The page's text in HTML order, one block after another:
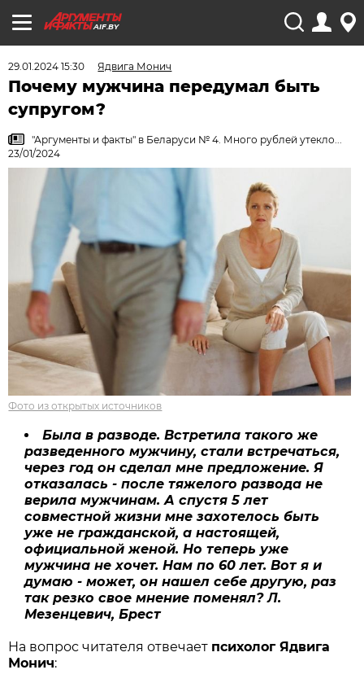
AIF.BY
29.01.2024 15:30 Ядвига Монич
Почему мужчина передумал быть
супругом?
"Аргументы и факты" в Беларуси № 4. Много рублей утекло...
23/01/2024
Фото из открытых источников
Была в разводе. Встретила такого же
разведенного мужчину, стали встречаться,
через год он сделал мне предложение. Я
отказалась - после тяжелого развода не
верила мужчинам. А спустя 5 лет
совместной жизни мне захотелось быть
уже не гражданской, а настоящей,
официальной женой. Но теперь уже
мужчина не хочет. Нам по 60 лет. Вот я и
думаю - может, он нашел себе другую, раз
так резко свое мнение поменял? Л.
Мезенцевич, Брест
На вопрос читателя отвечает психолог Ядвига
Монич: